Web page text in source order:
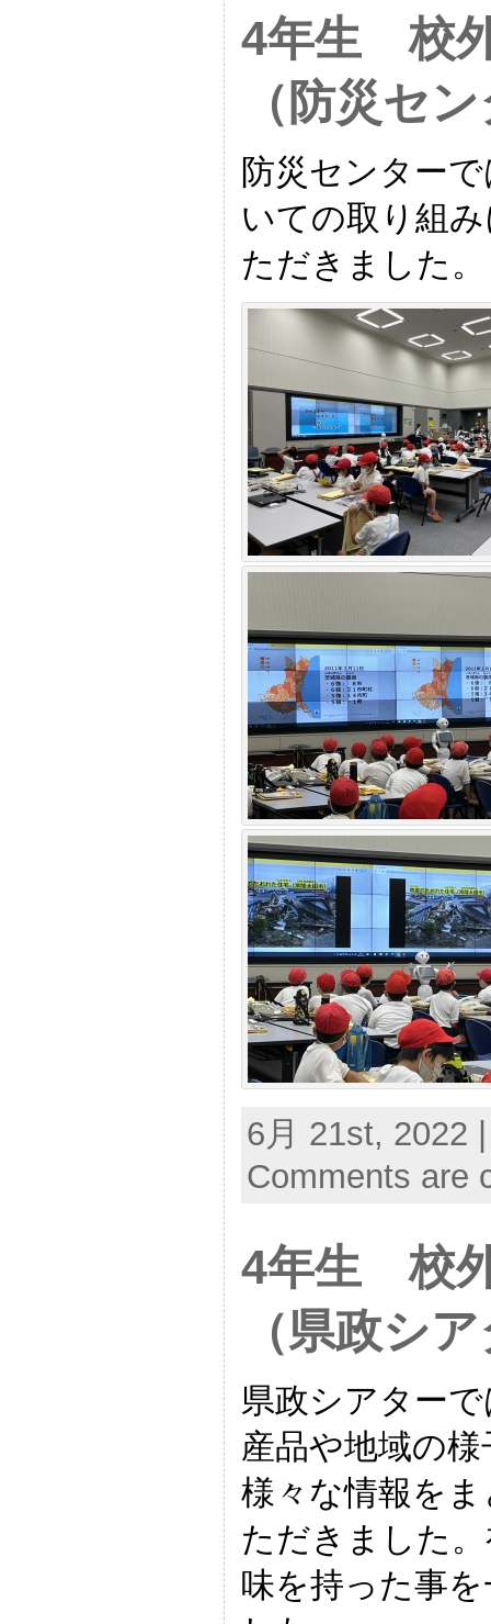
4年生 校
（防災セ
防災センター
いての取り組
ただきました。
6月 21st, 2022
Comments are
4年生 校
（県政シ
県政シアター
産品や地域の
様々な情報を
ただきました
味を持った事